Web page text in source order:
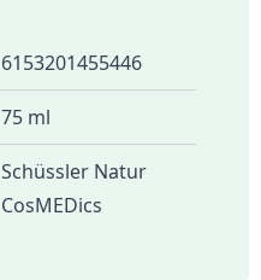
6153201455446
75 ml
Schüssler Natur
CosMEDics